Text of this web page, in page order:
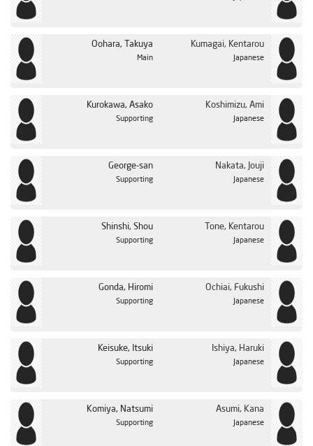
Oohara, Takuya
Main
Kumagai, Kentarou
Japanese
Kurokawa, Asako
Supporting
Koshimizu, Ami
Japanese
George-san
Supporting
Nakata, Jouji
Japanese
Shinshi, Shou
Supporting
Tone, Kentarou
Japanese
Gonda, Hiromi
Supporting
Ochiai, Fukushi
Japanese
Keisuke, Itsuki
Supporting
Ishiya, Haruki
Japanese
Komiya, Natsumi
Supporting
Asumi, Kana
Japanese